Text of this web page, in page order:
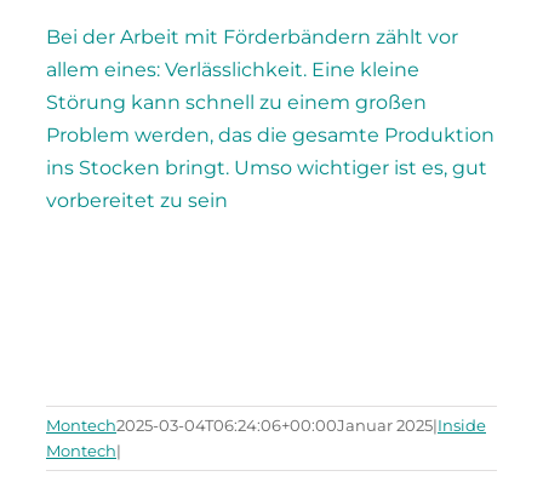
Bei der Arbeit mit Förderbändern zählt vor
allem eines: Verlässlichkeit. Eine kleine
Störung kann schnell zu einem großen
Problem werden, das die gesamte Produktion
ins Stocken bringt. Umso wichtiger ist es, gut
vorbereitet zu sein
Montech2025-03-04T06:24:06+00:00Januar 2025|Inside
Montech|